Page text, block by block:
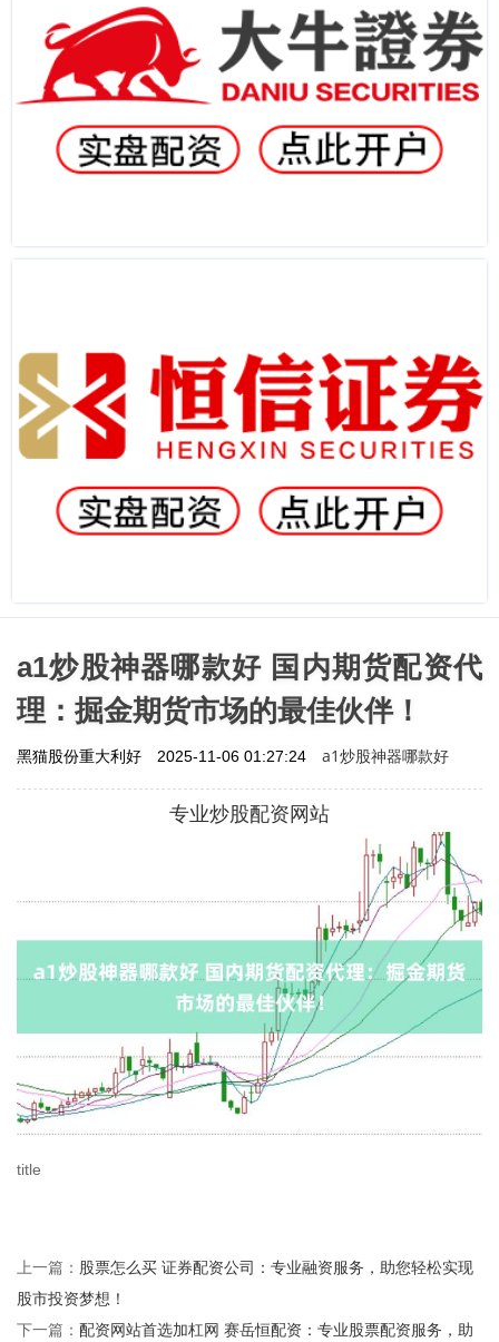
a1炒股神器哪款好 国内期货配资代
理：掘金期货市场的最佳伙伴！
黑猫股份重大利好 2025-11-06 01:27:24 a1炒股神器哪款好
专业炒股配资网站
title
上一篇： 股票怎么买 证券配资公司：专业融资服务，助您轻松实现
股市投资梦想！
下一篇： 配资网站首选加杠网 赛岳恒配资：专业股票配资服务，助